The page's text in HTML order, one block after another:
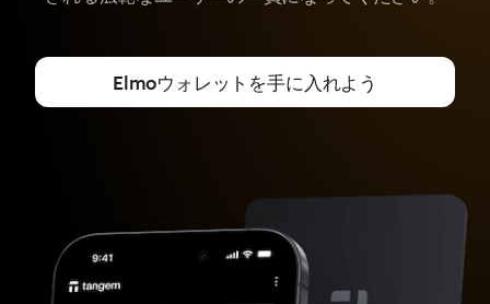
Elmoウォレットを手に入れよう